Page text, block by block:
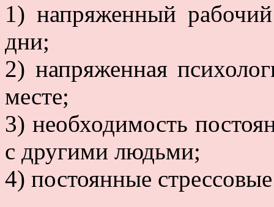
1) напряженный
дни;
2) напряженная
месте;
3) необходимость
с другими людьми;
4) постоянные